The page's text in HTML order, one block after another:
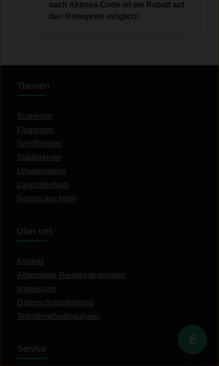
nach Aktions-Code ist ein Rabatt auf
den Reisepreis möglich!
Themen
Busreisen
Flugreisen
Schiffsreisen
Städtereisen
Urlaubsreisen
Langzeiturlaub
Reisen ans Meer
Über uns
Kontakt
Allgemeine Reisebedingungen
Impressum
Datenschutzerklärung
Teilnahmebedingungen
Service